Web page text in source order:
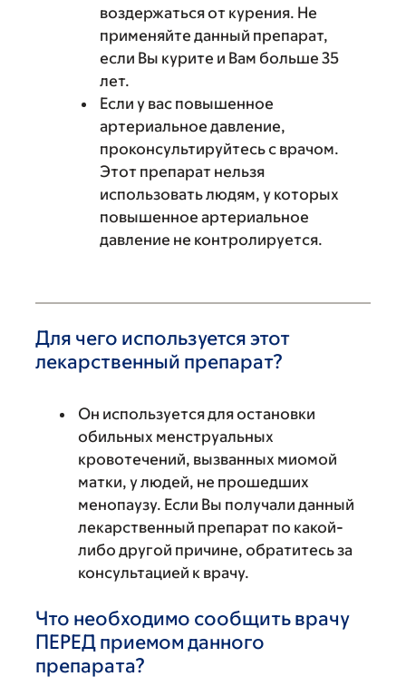
воздержаться от курения. Не
применяйте данный препарат,
если Вы курите и Вам больше 35
лет.
Если у вас повышенное
артериальное давление,
проконсультируйтесь с врачом.
Этот препарат нельзя
использовать людям, у которых
повышенное артериальное
давление не контролируется.
Для чего используется этот
лекарственный препарат?
Он используется для остановки
обильных менструальных
кровотечений, вызванных миомой
матки, у людей, не прошедших
менопаузу. Если Вы получали данный
лекарственный препарат по какой-
либо другой причине, обратитесь за
консультацией к врачу.
Что необходимо сообщить врачу
ПЕРЕД приемом данного
препарата?